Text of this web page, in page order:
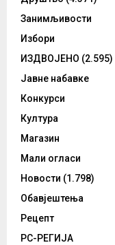
Занимљивости
Избори
ИЗДВОЈЕНО (2.595)
Јавне набавке
Конкурси
Култура
Магазин
Мали огласи
Новости (1.798)
Обавјештења
Рецепт
РС-РЕГИЈА